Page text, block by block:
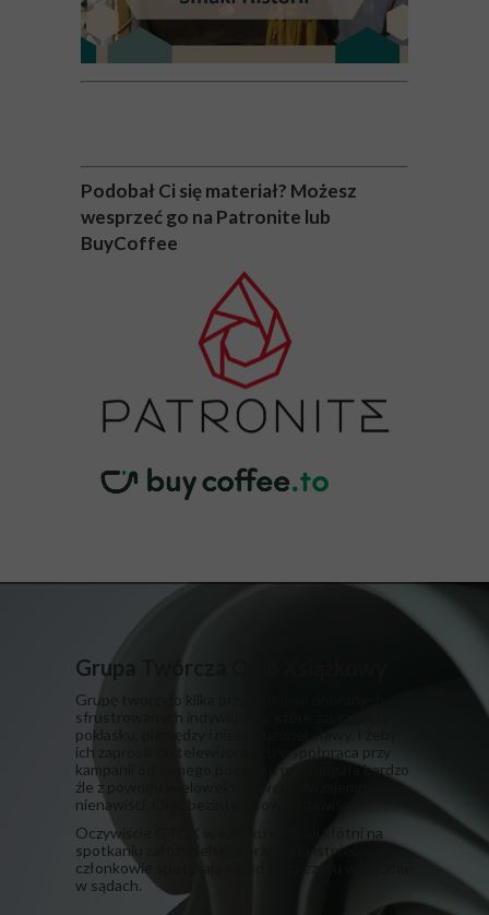
Podobał Ci się materiał? Możesz
wesprzeć go na Patronite lub
BuyCoffee
Grupa Twórcza Qlub Xsiążkowy
Grupę tworzyło kilka przypadkowo dobranych,
sfrustrowanych indywiduów, które zapragnęły
poklasku, pieniędzy i niezasłużonej sławy. I żeby
ich zaprosili do telewizora. Ich współpraca przy
kampanii od samego początku przebiegała bardzo
źle z powodu wielowektorowej, odwzajemnionej
nienawiści. Oraz bezinteresownej zawiści.
​Oczywiście GTQX w wyniku wielkiej kłótni na
spotkaniu założycielskim przestała istnieć, a jej
członkowie spotykają się od tego czasu wyłącznie
w sądach.